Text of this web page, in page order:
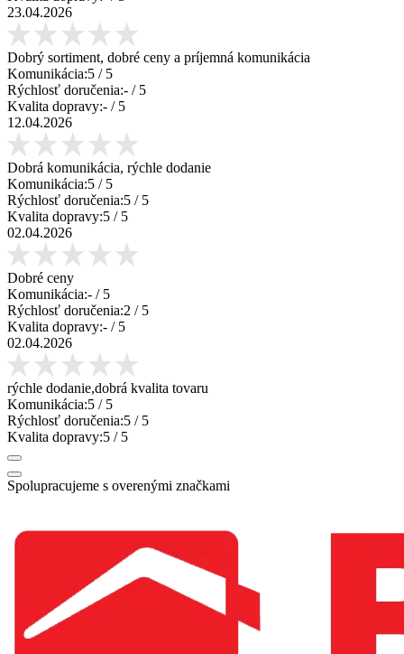
23.04.2026
Dobrý sortiment, dobré ceny a príjemná komunikácia
Komunikácia:5 / 5
Rýchlosť doručenia:- / 5
Kvalita dopravy:- / 5
12.04.2026
Dobrá komunikácia, rýchle dodanie
Komunikácia:5 / 5
Rýchlosť doručenia:5 / 5
Kvalita dopravy:5 / 5
02.04.2026
Dobré ceny
Komunikácia:- / 5
Rýchlosť doručenia:2 / 5
Kvalita dopravy:- / 5
02.04.2026
rýchle dodanie,dobrá kvalita tovaru
Komunikácia:5 / 5
Rýchlosť doručenia:5 / 5
Kvalita dopravy:5 / 5
Spolupracujeme s overenými značkami